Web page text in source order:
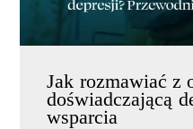
Jak rozmawiać z
doświadczającą
wsparcia